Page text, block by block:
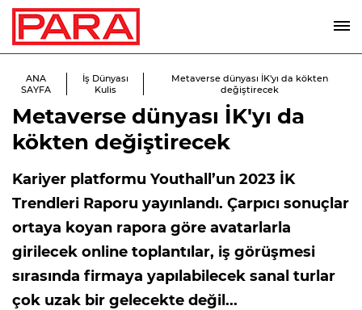
ANA
SAYFA
İş Dünyası
Kulis
Metaverse dünyası İK'yı da kökten
değiştirecek
Metaverse dünyası İK'yı da
kökten değiştirecek
Kariyer platformu Youthall’un 2023 İK
Trendleri Raporu yayınlandı. Çarpıcı sonuçlar
ortaya koyan rapora göre avatarlarla
girilecek online toplantılar, iş görüşmesi
sırasında firmaya yapılabilecek sanal turlar
çok uzak bir gelecekte değil...